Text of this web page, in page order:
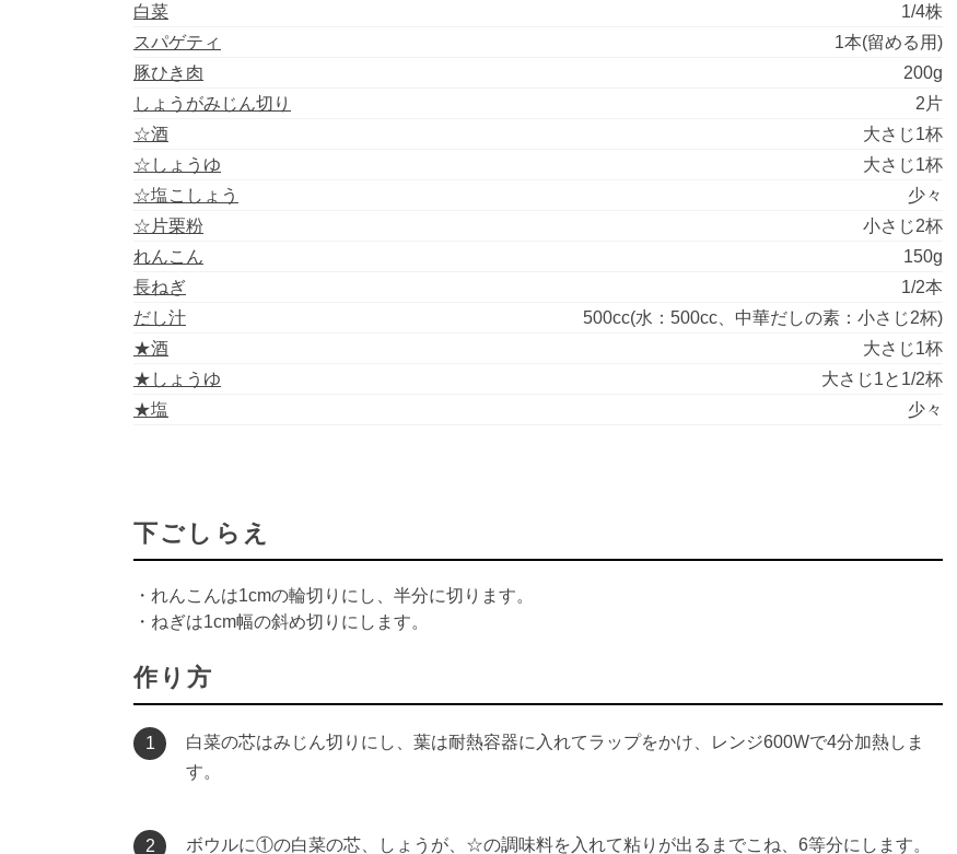
白菜
1/4株
スパゲティ
1本(留める用)
豚ひき肉
200g
しょうがみじん切り
2片
☆酒
大さじ1杯
☆しょうゆ
大さじ1杯
☆塩こしょう
少々
☆片栗粉
小さじ2杯
れんこん
150g
長ねぎ
1/2本
だし汁
500cc(水：500cc、中華だしの素：小さじ2杯)
★酒
大さじ1杯
★しょうゆ
大さじ1と1/2杯
★塩
少々
下ごしらえ
・れんこんは1cmの輪切りにし、半分に切ります。
・ねぎは1cm幅の斜め切りにします。
作り方
1
白菜の芯はみじん切りにし、葉は耐熱容器に入れてラップをかけ、レンジ600Wで4分加熱しま
す。
2 ボウルに①の白菜の芯、しょうが、☆の調味料を入れて粘りが出るまでこね、6等分にします。